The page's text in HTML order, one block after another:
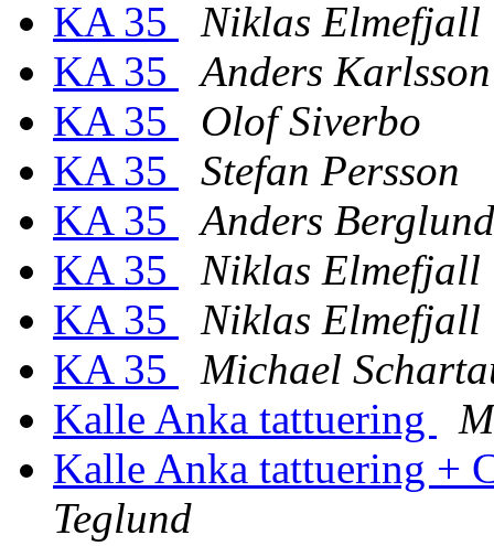
KA 35
Niklas Elmefjall
KA 35
Anders Karlsson
KA 35
Olof Siverbo
KA 35
Stefan Persson
KA 35
Anders Berglund
KA 35
Niklas Elmefjall
KA 35
Niklas Elmefjall
KA 35
Michael
Kalle Anka tattuering
Kalle Anka tattuering +
Teglund